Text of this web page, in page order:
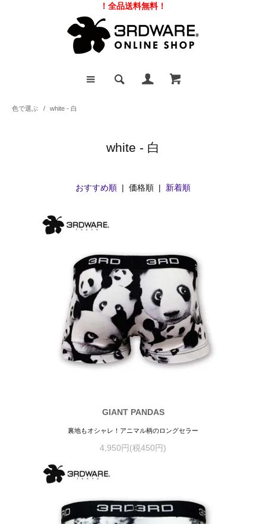
！全品送料無料！
色で選ぶ / white - 白
white - 白
おすすめ順 | 価格順 | 新着順
GIANT PANDAS
裏地もオシャレ！アニマル柄のロングセラー
4,950円(税450円)